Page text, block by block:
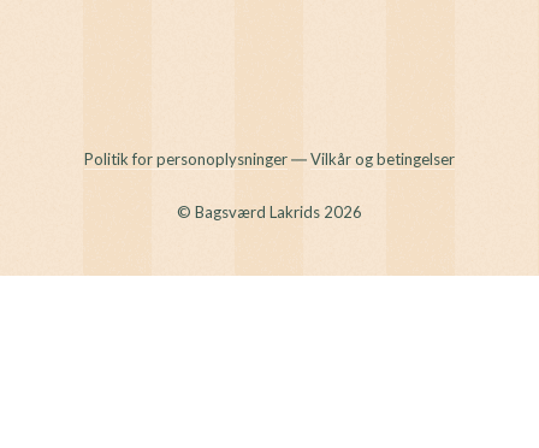
Politik for personoplysninger―Vilkår og betingelser
© Bagsværd Lakrids 2026